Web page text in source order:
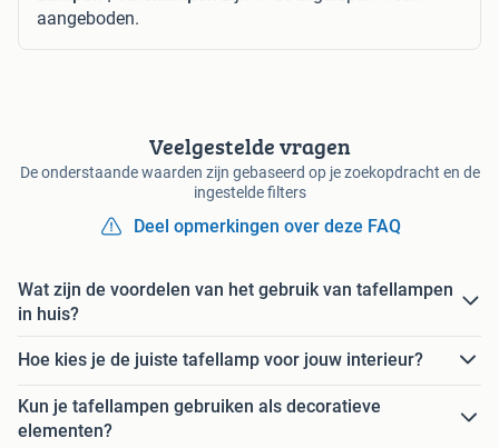
aangeboden.
Veelgestelde vragen
De onderstaande waarden zijn gebaseerd op je zoekopdracht en de
ingestelde filters
Deel opmerkingen over deze FAQ
Wat zijn de voordelen van het gebruik van tafellampen
in huis?
Hoe kies je de juiste tafellamp voor jouw interieur?
Kun je tafellampen gebruiken als decoratieve
elementen?